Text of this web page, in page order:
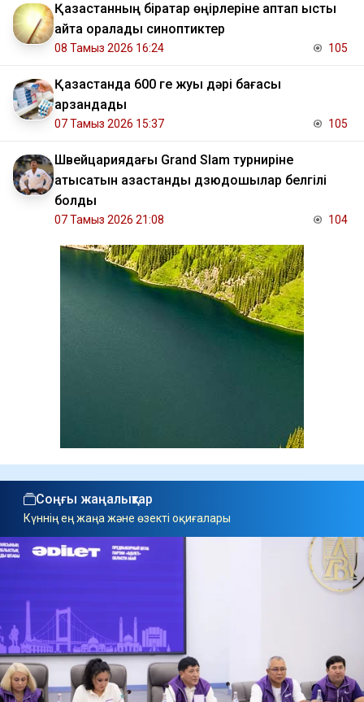
Қазақстанның бірқатар өңірлеріне аптап ыстық
қайта оралады синоптиктер
08 Тамыз 2026 16:24 105
Қазақстанда 600 ге жуық дәрі бағасы
арзандады
07 Тамыз 2026 15:37 105
Швейцариядағы Grand Slam турниріне
қатысатын қазақстандық дзюдошылар белгілі
болды
07 Тамыз 2026 21:08 104
Соңғы жаңалықтар
Күннің ең жаңа және өзекті оқиғалары